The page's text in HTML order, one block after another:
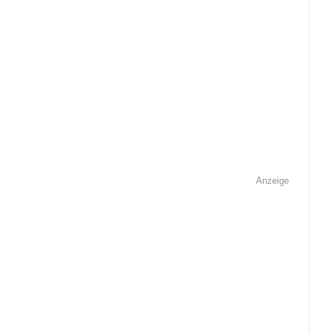
Anzeige